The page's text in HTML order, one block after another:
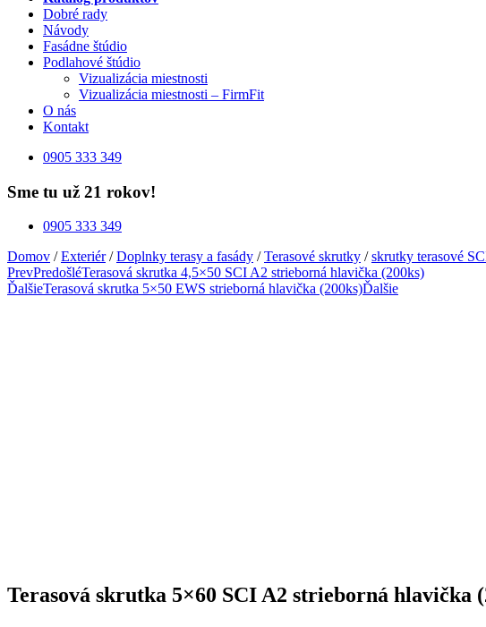
Dobré rady
Návody
Fasádne štúdio
Podlahové štúdio
Vizualizácia miestnosti
Vizualizácia miestnosti – FirmFit
O nás
Kontakt
0905 333 349
Sme tu už 21 rokov!
0905 333 349
Domov /Exteriér/Doplnky terasy a fasády /Terasové skrutky /skrutky terasové
PrevPredošléTerasová skrutka 4,5×50 SCI A2 strieborná hlavička (200ks)
ĎalšieTerasová skrutka 5×50 EWS strieborná hlavička (200ks)Ďalšie
Terasová skrutka 5×60 SCI A2 strieborná hlavička